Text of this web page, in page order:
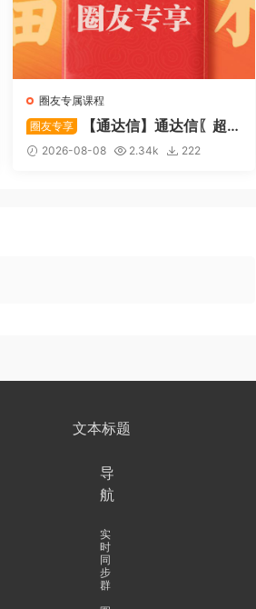
圈友专属课程
圈友专享
【通达信】通达信〖超
强MACD〗副图指标 斐波那契
2026-08-08 2.34k 222
文本标题
导
航
实
时
同
步
群